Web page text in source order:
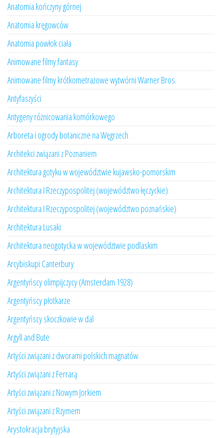
Anatomia kończyny górnej
Anatomia kręgowców
Anatomia powłok ciała
Animowane filmy fantasy
Animowane filmy krótkometrażowe wytwórni Warner Bros.
Antyfaszyści
Antygeny różnicowania komórkowego
Arboreta i ogrody botaniczne na Węgrzech
Architekci związani z Poznaniem
Architektura gotyku w województwie kujawsko-pomorskim
Architektura I Rzeczypospolitej (województwo łęczyckie)
Architektura I Rzeczypospolitej (województwo poznańskie)
Architektura Lusaki
Architektura neogotycka w województwie podlaskim
Arcybiskupi Canterbury
Argentyńscy olimpijczycy (Amsterdam 1928)
Argentyńscy płotkarze
Argentyńscy skoczkowie w dal
Argyll and Bute
Artyści związani z dworami polskich magnatów
Artyści związani z Ferrarą
Artyści związani z Nowym Jorkiem
Artyści związani z Rzymem
Arystokracja brytyjska